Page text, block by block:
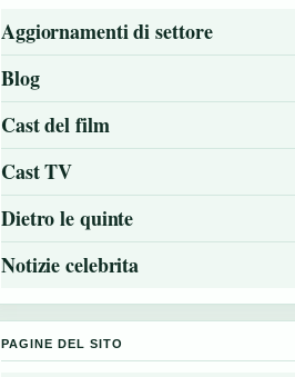
Aggiornamenti di settore
Blog
Cast del film
Cast TV
Dietro le quinte
Notizie celebrita
PAGINE DEL SITO